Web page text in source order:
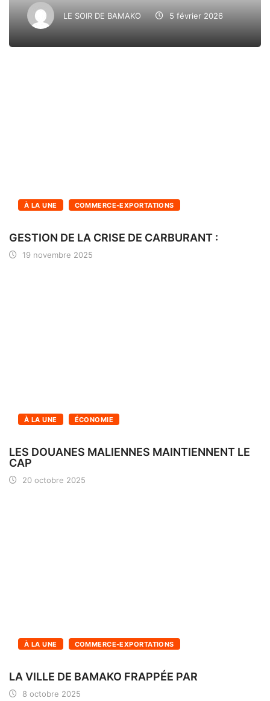
LE SOIR DE BAMAKO 5 février 2026
À LA UNE COMMERCE-EXPORTATIONS
GESTION DE LA CRISE DE CARBURANT :
19 novembre 2025
À LA UNE ÉCONOMIE
LES DOUANES MALIENNES MAINTIENNENT LE
CAP
20 octobre 2025
À LA UNE COMMERCE-EXPORTATIONS
LA VILLE DE BAMAKO FRAPPÉE PAR
8 octobre 2025